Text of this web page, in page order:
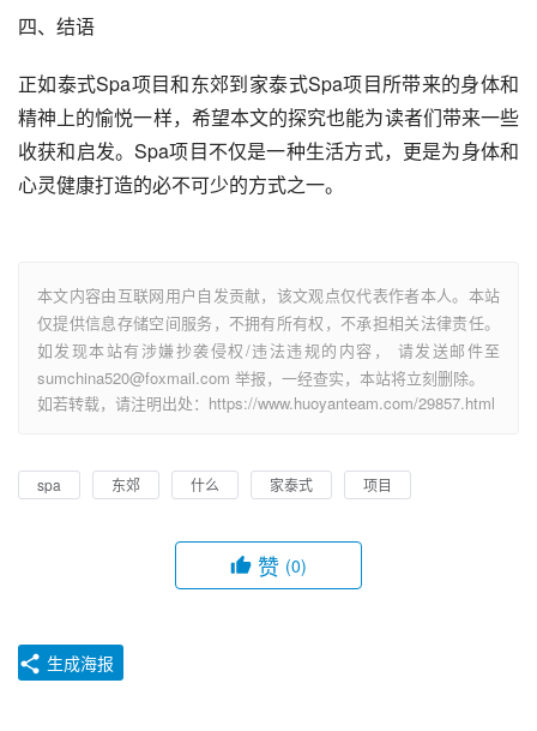
四、结语
正如泰式Spa项目和东郊到家泰式Spa项目所带来的身体和
精神上的愉悦一样，希望本文的探究也能为读者们带来一些
收获和启发。Spa项目不仅是一种生活方式，更是为身体和
心灵健康打造的必不可少的方式之一。
本文内容由互联网用户自发贡献，该文观点仅代表作者本人。本站
仅提供信息存储空间服务，不拥有所有权，不承担相关法律责任。
如发现本站有涉嫌抄袭侵权/违法违规的内容， 请发送邮件至
sumchina520@foxmail.com 举报，一经查实，本站将立刻删除。
如若转载，请注明出处：https://www.huoyanteam.com/29857.html
spa 东郊 什么 家泰式 项目
赞 (0)
生成海报